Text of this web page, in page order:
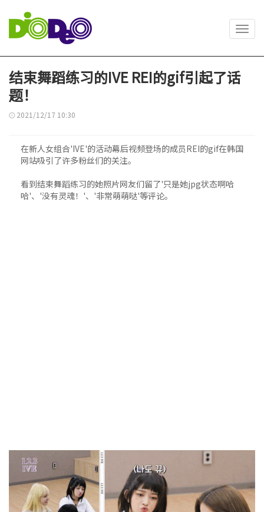
结束舞蹈练习的IVE REI的gif引起了话
题！
2021/12/17 10:30
在新人女组合'IVE'的活动幕后视频登场的成员REI的gif在韩国
网站吸引了许多粉丝们的关注。
看到结束舞蹈练习的她照片网友们留了'只是她jpg状态啊哈
哈'、'没有灵魂！'、'非常萌萌哒'等评论。